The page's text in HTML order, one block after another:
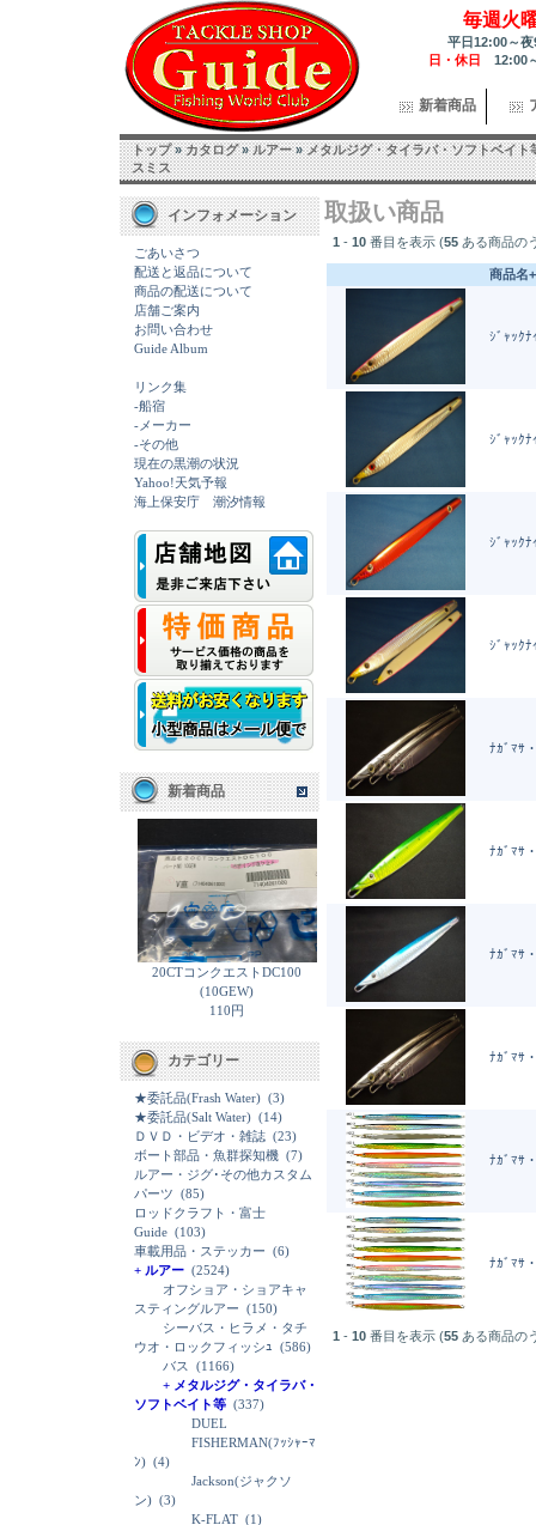
毎週火
平日12:00～
日・休日 12:00
新着商品
トップ»カタログ»ルアー»メタルジグ・タイラバ・ソフトベイト
スミス
インフォメーション
ごあいさつ
配送と返品について
商品の配送について
店舗ご案内
お問い合わせ
Guide Album
リンク集
-船宿
-メーカー
-その他
現在の黒潮の状況
Yahoo!天気予報
海上保安庁 潮汐情報
新着商品
20CTコンクエストDC100
(10GEW)
110円
カテゴリー
★委託品(Frash Water) (3)
★委託品(Salt Water) (14)
ＤＶＤ・ビデオ・雑誌 (23)
ボート部品・魚群探知機 (7)
ルアー・ジグ･その他カスタム
パーツ (85)
ロッドクラフト・富士
Guide (103)
車載用品・ステッカー (6)
+ ルアー (2524)
オフショア・ショアキャ
スティングルアー (150)
シーバス・ヒラメ・タチ
ウオ・ロックフィッシｭ (586)
バス
(1166)
+ メタルジグ・タイラバ・
ソフトベイト等 (337)
DUEL
FISHERMAN(ﾌｯｼｬｰﾏ
ﾝ) (4)
Jackson(ジャクソ
ン) (3)
K-FLAT (1)
取扱い商品
1 - 10 番目を表示 (55 ある商品の
商品名+
ｼﾞｬｯｸﾅ
ｼﾞｬｯｸﾅ
ｼﾞｬｯｸﾅ
ｼﾞｬｯｸﾅ
ﾅｶﾞﾏｻ
ﾅｶﾞﾏｻ
ﾅｶﾞﾏｻ
ﾅｶﾞﾏｻ
ﾅｶﾞﾏｻ
ﾅｶﾞﾏｻ
1 - 10 番目を表示 (55 ある商品の